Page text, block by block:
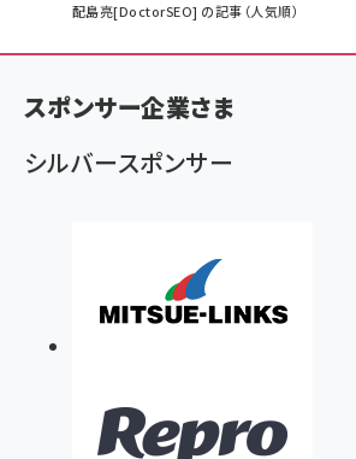
く
ず
配島亮[DoctorSEO] の記事（人気順）
スポンサー企業さま
シルバースポンサー